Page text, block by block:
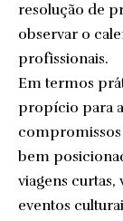
resolução de
observar o
profissionais.
Em termos
propício para
bem
viagens
eventos